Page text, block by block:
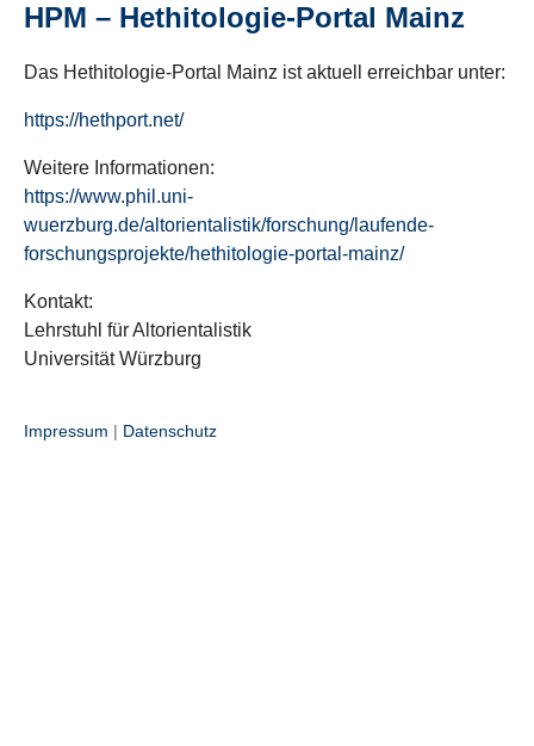
HPM – Hethitologie-Portal Mainz
Das Hethitologie-Portal Mainz ist aktuell erreichbar unter:
https://hethport.net/
Weitere Informationen:
https://www.phil.uni-
wuerzburg.de/altorientalistik/forschung/laufende-
forschungsprojekte/hethitologie-portal-mainz/
Kontakt:
Lehrstuhl für Altorientalistik
Universität Würzburg
Impressum | Datenschutz